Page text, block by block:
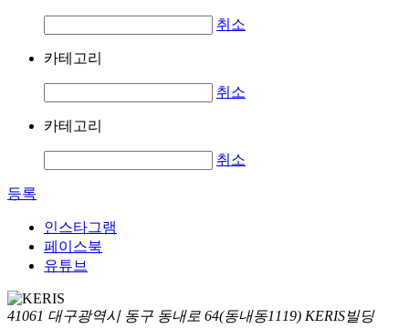
취소
카테고리
취소
카테고리
취소
등록
인스타그램
페이스북
유튜브
41061 대구광역시 동구 동내로 64(동내동1119) KERIS빌딩